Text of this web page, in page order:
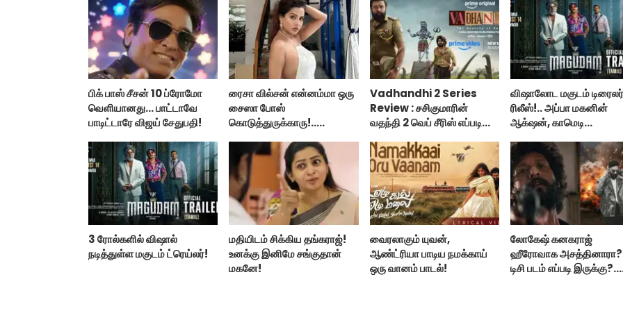
பிக் பாஸ் சீசன் 10 ப்ரோமோ
வெளியானது... பாட்டாவே
பாடிட்டாரே விஜய் சேதுபதி!
ரைசா வில்சன் என்னம்மா ஒரு
சைஸா போஸ்
கொடுத்துருக்காரு!..
Vadhandhi 2 Series
Review : சசிகுமாரின்
வதந்தி 2 வெப் சீரிஸ் எப்படி
விமர்சனம்!
விஷாலோட மகுடம்
ரிலீஸ்!.. அப்பா மகனின்
ஆக்‌ஷன், காமெடி
3 ரோல்களில் விஷால்
நடித்துள்ள மகுடம் ட்ரெய்லர்!
மதியிடம் சிக்கிய தங்கராஜ்!
உனக்கு இனிமே சங்குதான்
மகனே!
வைரலாகும் யுவன்,
ஆண்ட்ரியா பாடிய நமக்காய்
ஒரு வானம் பாடல்!
லோகேஷ் கனகராஜ்
ஹீரோவாக
டிசி படம் எப்படி இருக்கு?..